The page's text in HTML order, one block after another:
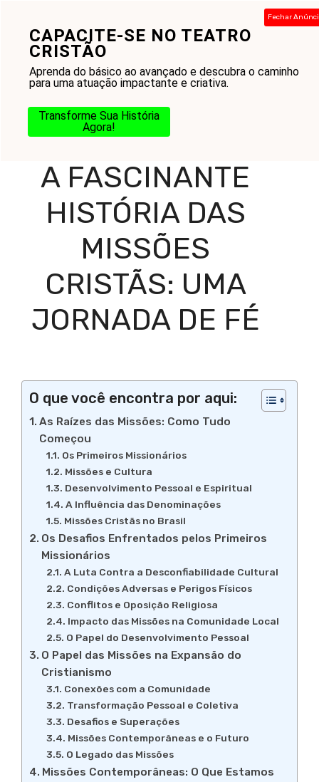
CAPACITE-SE NO TEATRO
CRISTÃO
Aprenda do básico ao avançado e descubra o caminho
para uma atuação impactante e criativa.
Transforme Sua História
Agora!
Fechar
conteúdo
Home-Blog-Práticas Cristãs-Estudo Bíblico
Fascinante História das Missões Cristãs: Uma Jornada de
A FASCINANTE
HISTÓRIA DAS
MISSÕES
CRISTÃS: UMA
JORNADA DE FÉ
O que você encontra por aqui:
As Raízes das Missões: Como Tudo
Começou
Os Primeiros Missionários
Missões e Cultura
Desenvolvimento Pessoal e Espiritual
A Influência das Denominações
Missões Cristãs no Brasil
Os Desafios Enfrentados pelos Primeiros
Missionários
A Luta Contra a Desconfiabilidade Cultural
Condições Adversas e Perigos Físicos
Conflitos e Oposição Religiosa
Impacto das Missões na Comunidade Local
O Papel do Desenvolvimento Pessoal
O Papel das Missões na Expansão do
Cristianismo
Conexões com a Comunidade
Transformação Pessoal e Coletiva
Desafios e Superações
Missões Contemporâneas e o Futuro
O Legado das Missões
Missões Contemporâneas: O Que Estamos